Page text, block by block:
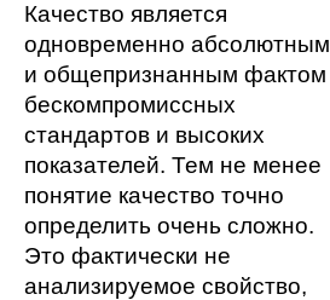
Качество является
одновременно абсолютным
и общепризнанным фактом
бескомпромиссных
стандартов и высоких
показателей. Тем не менее
понятие качество точно
определить очень сложно.
Это фактически не
анализируемое свойство,